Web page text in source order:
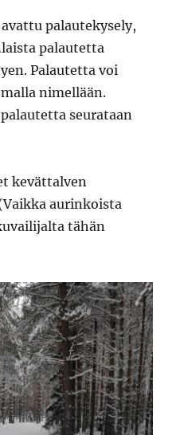
palautekysely,
palautetta
Palautetta voi
nimellään.
seurataan
kevättalven
aurinkoista
tähän